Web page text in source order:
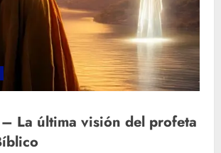
La última visión del profeta